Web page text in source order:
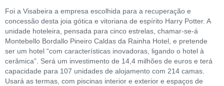
Foi a Visabeira a empresa escolhida para a recuperação e
concessão desta joia gótica e vitoriana de espírito Harry Potter. A
unidade hoteleira, pensada para cinco estrelas, chamar-se-á
Montebello Bordallo Pineiro Caldas da Rainha Hotel, e pretende
ser um hotel “com características inovadoras, ligando o hotel à
cerâmica”. Será um investimento de 14,4 milhões de euros e terá
capacidade para 107 unidades de alojamento com 214 camas.
Usará as termas, com piscinas interior e exterior e espaços de